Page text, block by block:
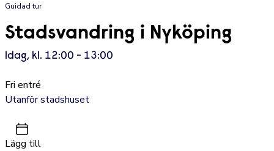
Guidad tur
Stadsvandring i Nyköping
Idag, kl. 12:00 - 13:00
Fri entré
Utanför stadshuset
Lägg till